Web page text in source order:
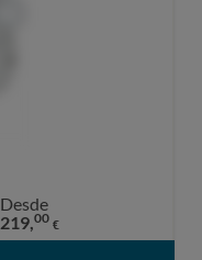
Desde
219,00 €